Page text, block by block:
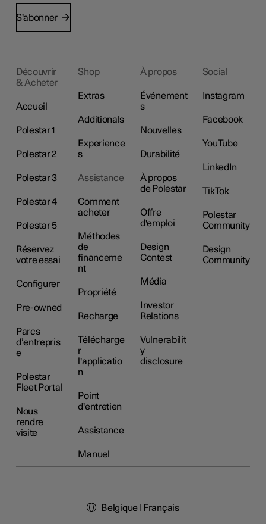
S'abonner
Découvrir
& Acheter
Accueil
Polestar 1
Polestar 2
Polestar 3
Polestar 4
Polestar 5
Réservez
votre essai
Configurer
Pre-owned
Parcs
d’entrepris
e
Polestar
Fleet Portal
Nous
rendre
visite
Shop
Extras
Additionals
Experience
s
Assistance
Comment
acheter
Méthodes
de
financeme
nt
Propriété
Recharge
Télécharge
r
l'applicatio
n
Point
d'entretien
Assistance
Manuel
À propos
Événement
s
Nouvelles
Durabilité
À propos
de Polestar
Offre
d'emploi
Design
Contest
Média
Investor
Relations
Vulnerabilit
y
disclosure
Social
Instagram
Facebook
YouTube
LinkedIn
TikTok
Polestar
Community
Design
Community
Belgique | Français